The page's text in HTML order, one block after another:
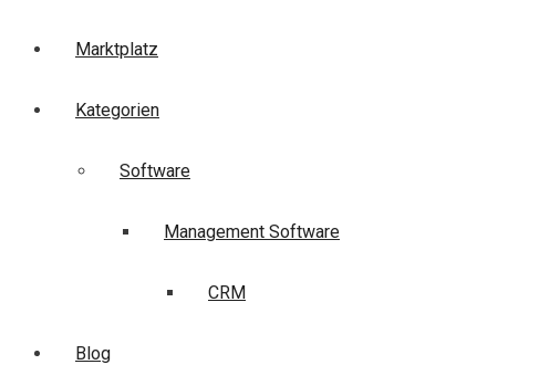
Marktplatz
Kategorien
Software
Management Software
CRM
Blog